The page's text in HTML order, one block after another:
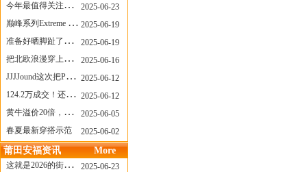
今年最值得关注的AF1！KOBE x AF1 明日发售
2025-06-23
巅峰系列Extreme Diver潜水腕表与Revival Diver复刻版潜水腕表共同推出“暗影款”新作
2025-06-19
准备好晒脚趾了吗？透明款 AF1 要回归了
2025-06-19
把北欧浪漫穿上脚，Cecilie Bahnsen x ASICS
2025-06-16
JJJJound这次把PUMA改得好安静
2025-06-12
124.2万成交！还有什么是Labubu做不到的？
2025-06-12
黄牛溢价20倍，「Labubu」3.0市价大盘点！假货比正品还贵...
2025-06-05
春夏最新穿搭示范
2025-06-02
莆田安福资讯 More
这就是2026的街头感！Prada新包我先爱了
2025-06-23